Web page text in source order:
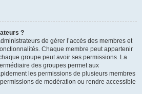
?
de gérer l’accès des membres et
Chaque membre peut appartenir
groupe peut avoir ses permissions. La
des groupes permet aux
les permissions de plusieurs membres
de modération ou rendre accessible